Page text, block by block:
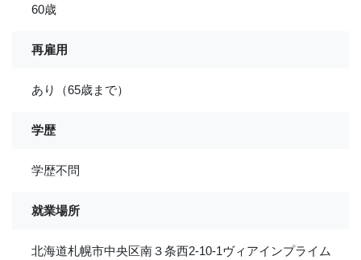
60歳
再雇用
あり（65歳まで）
学歴
学歴不問
就業場所
北海道札幌市中央区南３条西2-10-1ヴィアインプライム